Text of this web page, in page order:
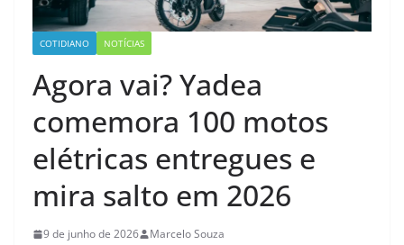
COTIDIANO NOTÍCIAS
Agora vai? Yadea
comemora 100 motos
elétricas entregues e
mira salto em 2026
9 de junho de 2026 Marcelo Souza